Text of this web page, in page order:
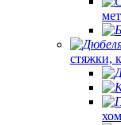
стяжки,